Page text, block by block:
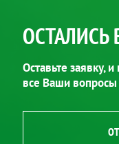
ОСТАЛИСЬ
Оставьте заявку,
все Ваши вопросы